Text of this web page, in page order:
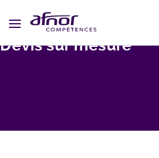
Devis sur mesure